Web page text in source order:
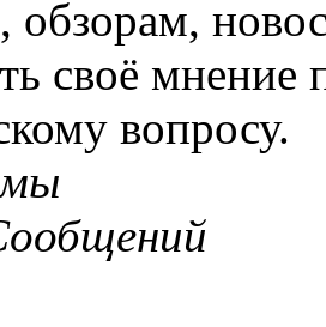
обзорам,
своё
вопросу.